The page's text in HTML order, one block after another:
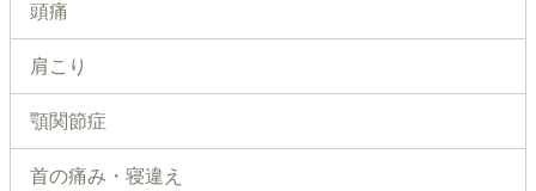
頭痛
肩こり
顎関節症
首の痛み・寝違え